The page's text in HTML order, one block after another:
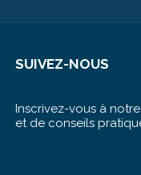
SUIVEZ-NOUS
Inscrivez-vous à
et de conseils